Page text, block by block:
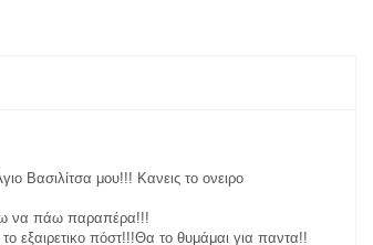
Βασιλίτσα μου!!! Κανεις το ονειρο
να πάω παραπέρα!!!
εξαιρετικο πόστ!!!Θα το θυμάμαι για παντα!!